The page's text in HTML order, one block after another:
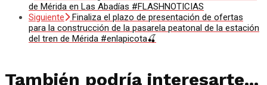
de Mérida en Las Abadías #FLASHNOTICIAS
Siguiente
Finaliza el plazo de presentación de ofertas
para la construcción de la pasarela peatonal de la estación
del tren de Mérida #enlapicota🍒
También podría interesarte...